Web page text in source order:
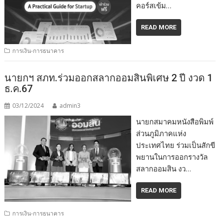
คอร์สเข้ม…
READ MORE
การเงิน-การธนาคาร
นายกฯ สภท.ร่วมออกสลากออมสินพิเศษ 2 ปี งวด 1
ธ.ค.67
03/12/2024 admin3
นายกสมาคมหนังสือพิมพ์
ส่วนภูมิภาคแห่ง
ประเทศไทย ร่วมเป็นสักขี
พยานในการออกรางวัล
สลากออมสิน งว…
READ MORE
การเงิน-การธนาคาร